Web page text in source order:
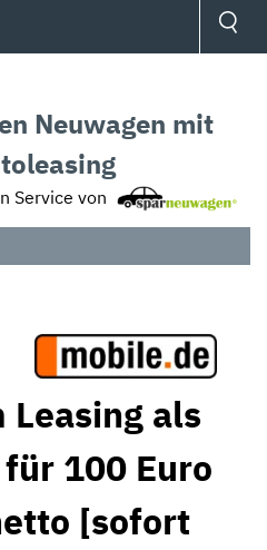
Neuwagen mit
Service von
Leasing als
100 Euro
[sofort